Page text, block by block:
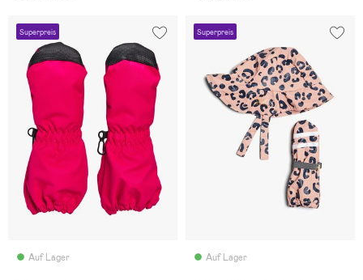
Superpreis
Auf Lager
Superpreis
Auf Lager